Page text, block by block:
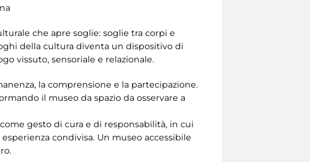
che apre soglie: soglie tra corpi e
della cultura diventa un dispositivo di
vissuto, sensoriale e relazionale.
la comprensione e la partecipazione.
il museo da spazio da osservare a
gesto di cura e di responsabilità, in cui
condivisa. Un museo accessibile